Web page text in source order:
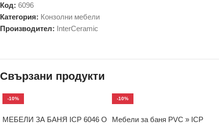
Код: 6096
Категория: Конзолни мебели
Производител: InterCeramic
Свързани продукти
-10%
МЕБЕЛИ ЗА БАНЯ ICP 6046 O
-10%
Мебели за баня PVC » ICP